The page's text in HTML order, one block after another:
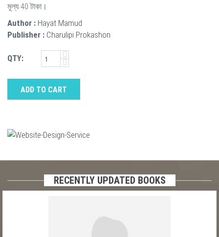
মূল্য 40 টাকা।
Author : Hayat Mamud
Publisher : Charulipi Prokashon
QTY:
ADD TO CART
RECENTLY UPDATED BOOKS